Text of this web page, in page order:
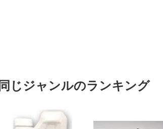
同じジャンルのランキング